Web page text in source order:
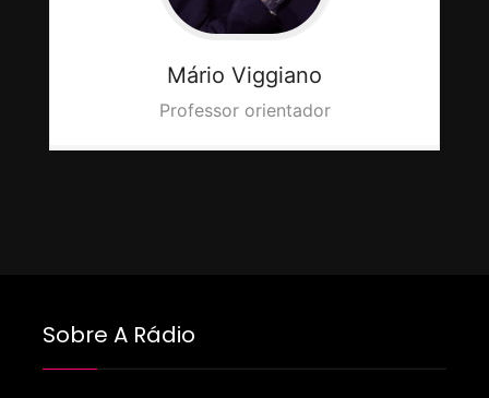
Mário Viggiano
Professor orientador
Sobre A Rádio